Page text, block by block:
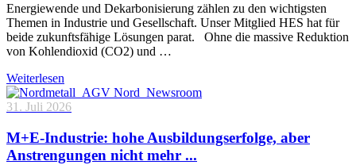
Energiewende und Dekarbonisierung zählen zu den wichtigsten
Themen in Industrie und Gesellschaft. Unser Mitglied HES hat für
beide zukunftsfähige Lösungen parat. Ohne die massive Reduktion
von Kohlendioxid (CO2) und …
Weiterlesen
31. Juli 2026
M+E-Industrie: hohe Ausbildungserfolge, aber
Anstrengungen nicht mehr ...